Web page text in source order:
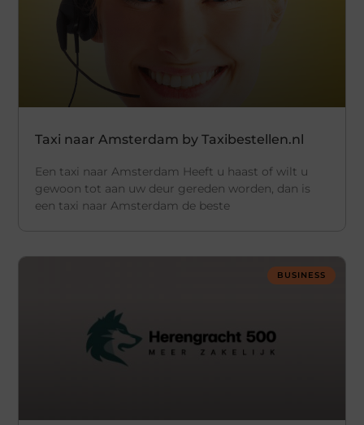
Taxi naar Amsterdam by Taxibestellen.nl
Een taxi naar Amsterdam Heeft u haast of wilt u
gewoon tot aan uw deur gereden worden, dan is
een taxi naar Amsterdam de beste
BUSINESS